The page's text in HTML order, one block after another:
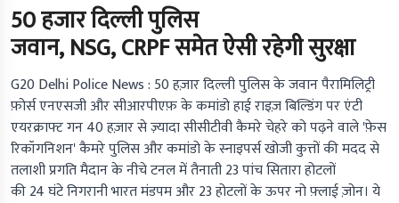
50 हजार दिल्ली पुलिस
जवान, NSG, CRPF समेत ऐसी रहेगी सुरक्षा
G20 Delhi Police News : 50 हज़ार दिल्ली पुलिस के जवान पैरामिलिट्री
फ़ोर्स एनएसजी और सीआरपीएफ़ के कमांडो हाई राइज़ बिल्डिंग पर एंटी
एयरक्राफ्ट गन 40 हज़ार से ज़्यादा सीसीटीवी कैमरे चेहरे को पढ़ने वाले 'फ़ेस
रिकॉगनिशन' कैमरे पुलिस और कमांडो के स्नाइपर्स खोजी कुत्तों की मदद से
तलाशी प्रगति मैदान के नीचे टनल में तैनाती 23 पांच सितारा होटलों
की 24 घंटे निगरानी भारत मंडपम और 23 होटलों के ऊपर नो फ़्लाई ज़ोन। ये